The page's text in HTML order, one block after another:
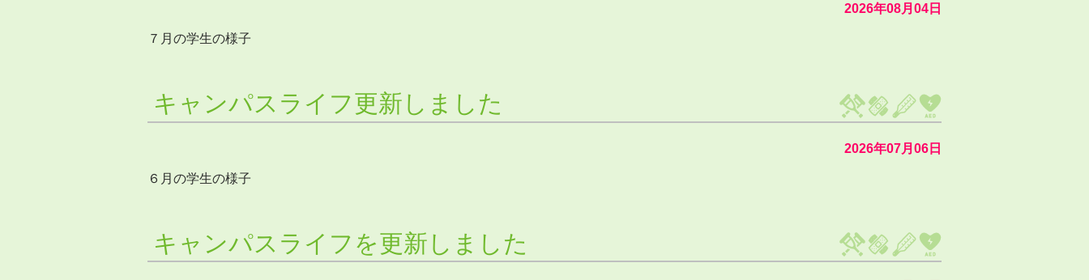
2026年08月04日
７月の学生の様子
キャンパスライフ更新しました
2026年07月06日
６月の学生の様子
キャンパスライフを更新しました